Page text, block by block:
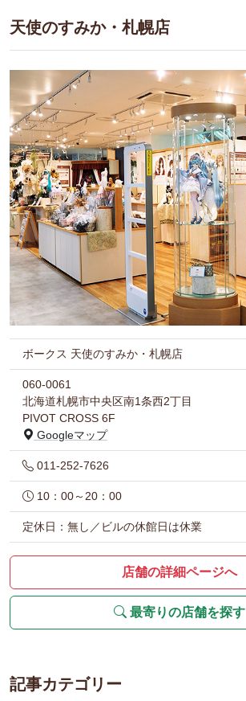
天使のすみか・札幌店
ボークス 天使のすみか・札幌店
060-0061
北海道札幌市中央区南1条西2丁目
PIVOT CROSS 6F
Googleマップ
011-252-7626
10：00～20：00
定休日：無し／ビルの休館日は休業
店舗の詳細ページへ
最寄りの店舗を探す
記事カテゴリー